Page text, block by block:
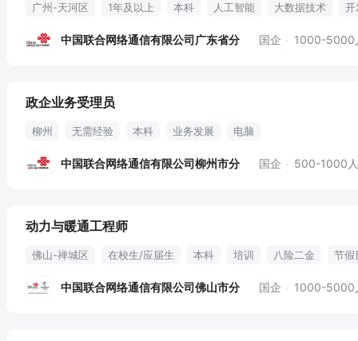
广州-天河区 1年及以上 本科 人工智能 大数据技术 开
中国联合网络通信有限公司广东省分 国企 1000-5000
政企业务受理员
柳州 无需经验 本科 业务发展 电脑
中国联合网络通信有限公司柳州市分 国企 500-1000人
动力与暖通工程师
佛山-禅城区 在校生/应届生 本科 培训 八险二金 节假
中国联合网络通信有限公司佛山市分 国企 1000-5000